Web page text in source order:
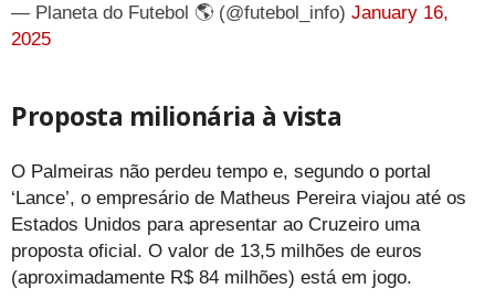
— Planeta do Futebol 🌎 (@futebol_info) January 16,
2025
Proposta milionária à vista
O Palmeiras não perdeu tempo e, segundo o portal
‘Lance’, o empresário de Matheus Pereira viajou até os
Estados Unidos para apresentar ao Cruzeiro uma
proposta oficial. O valor de 13,5 milhões de euros
(aproximadamente R$ 84 milhões) está em jogo.